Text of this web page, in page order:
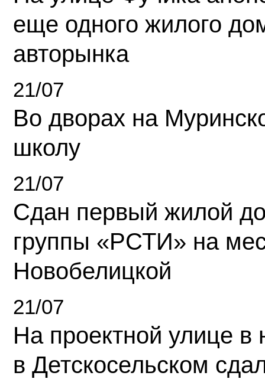
еще одного жилого
авторынка
21/07
Во дворах на
школу
21/07
Сдан первый жилой
группы «РСТИ» на
Новобелицкой
21/07
На проектной улице
в Детскосельском